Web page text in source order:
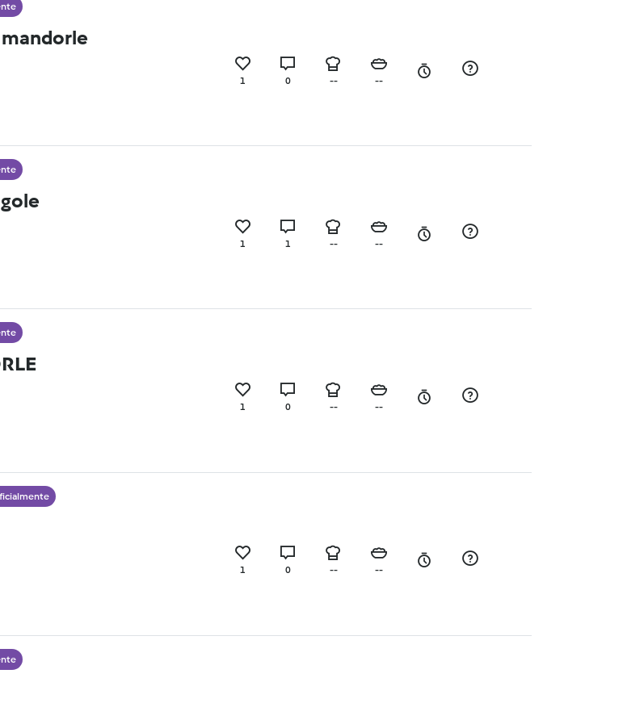
1 0 -- --
1 1 -- --
1 0 -- --
1 0 -- --